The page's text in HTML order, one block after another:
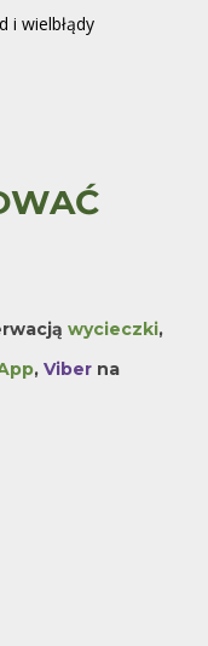
i wielbłądy
wycieczki,
, Viber na